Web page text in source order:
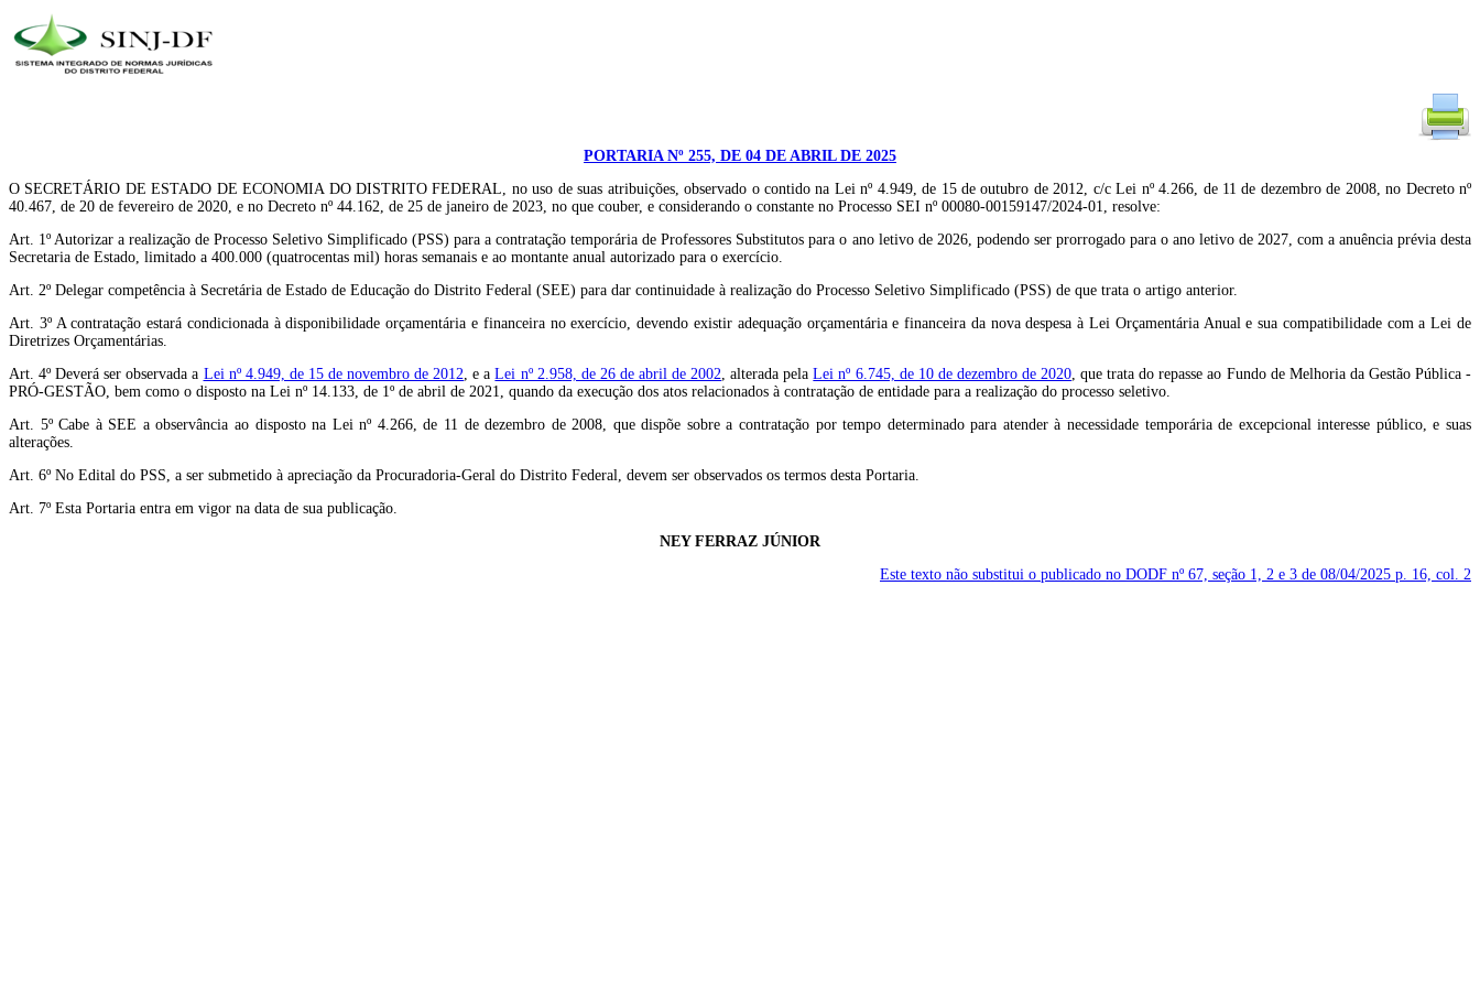
PORTARIA Nº 255, DE 04 DE ABRIL DE 2025
O SECRETÁRIO DE ESTADO DE ECONOMIA DO DISTRITO FEDERAL, no uso de suas atribuições, observado o contido na Lei nº 4.949, de 15 de outubro de 2012, c/c Lei nº 4.266, de 11 de dezembro de 2008, no Decreto nº
40.467, de 20 de fevereiro de 2020, e no Decreto nº 44.162, de 25 de janeiro de 2023, no que couber, e considerando o constante no Processo SEI nº 00080-00159147/2024-01, resolve:
Art. 1º Autorizar a realização de Processo Seletivo Simplificado (PSS) para a contratação temporária de Professores Substitutos para o ano letivo de 2026, podendo ser prorrogado para o ano letivo de 2027, com a anuência prévia desta
Secretaria de Estado, limitado a 400.000 (quatrocentas mil) horas semanais e ao montante anual autorizado para o exercício.
Art. 2º Delegar competência à Secretária de Estado de Educação do Distrito Federal (SEE) para dar continuidade à realização do Processo Seletivo Simplificado (PSS) de que trata o artigo anterior.
Art. 3º A contratação estará condicionada à disponibilidade orçamentária e financeira no exercício, devendo existir adequação orçamentária e financeira da nova despesa à Lei Orçamentária Anual e sua compatibilidade com a Lei de
Diretrizes Orçamentárias.
Art. 4º Deverá ser observada a Lei nº 4.949, de 15 de novembro de 2012, e aLei nº 2.958, de 26 de abril de 2002, alterada pelaLei nº 6.745, de 10 de dezembro de 2020, que trata do repasse ao Fundo de Melhoria da Gestão Pública -
PRÓ-GESTÃO, bem como o disposto na Lei nº 14.133, de 1º de abril de 2021, quando da execução dos atos relacionados à contratação de entidade para a realização do processo seletivo.
Art. 5º Cabe à SEE a observância ao disposto na Lei nº 4.266, de 11 de dezembro de 2008, que dispõe sobre a contratação por tempo determinado para atender à necessidade temporária de excepcional interesse público, e suas
alterações.
Art. 6º No Edital do PSS, a ser submetido à apreciação da Procuradoria-Geral do Distrito Federal, devem ser observados os termos desta Portaria.
Art. 7º Esta Portaria entra em vigor na data de sua publicação.
NEY FERRAZ JÚNIOR
Este texto não substitui o publicado no DODF nº 67, seção 1, 2 e 3 de 08/04/2025 p. 16, col. 2